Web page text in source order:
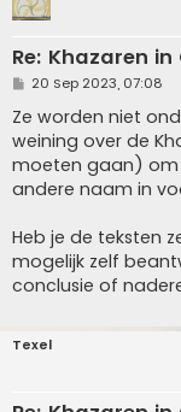
Re: Khazaren
P
s
t
20 Sep 2023, 07:08
Ze worden niet
weining over de
moeten gaan) om
andere naam in
Heb je de teksten
mogelijk zelf
conclusie of
Texel